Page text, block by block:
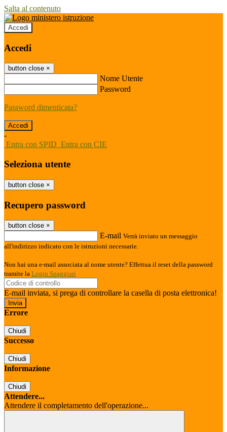
Salta al contenuto
Accedi
Accedi
button close ×
Nome Utente
Password
Password dimenticata?
-
Entra con SPID Entra con CIE
Seleziona utente
button close ×
Recupero password
button close ×
E-mail Verrà inviato un messaggio
all'indirizzo indicato con le istruzioni necessarie.
Non hai una e-mail associata al nome utente? Effettua il reset della password
tramite la Login Spaggiari
E-mail inviata, si prega di controllare la casella di posta elettronica!
Errore
Chiudi
Successo
Chiudi
Informazione
Chiudi
Attendere...
Attendere il completamento dell'operazione...